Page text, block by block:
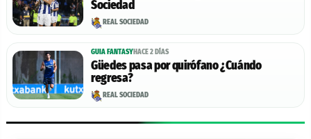
Sociedad
REAL SOCIEDAD
GUIA FANTASYHACE 2 DÍAS
Güedes pasa por quirófano ¿Cuándo
regresa?
REAL SOCIEDAD